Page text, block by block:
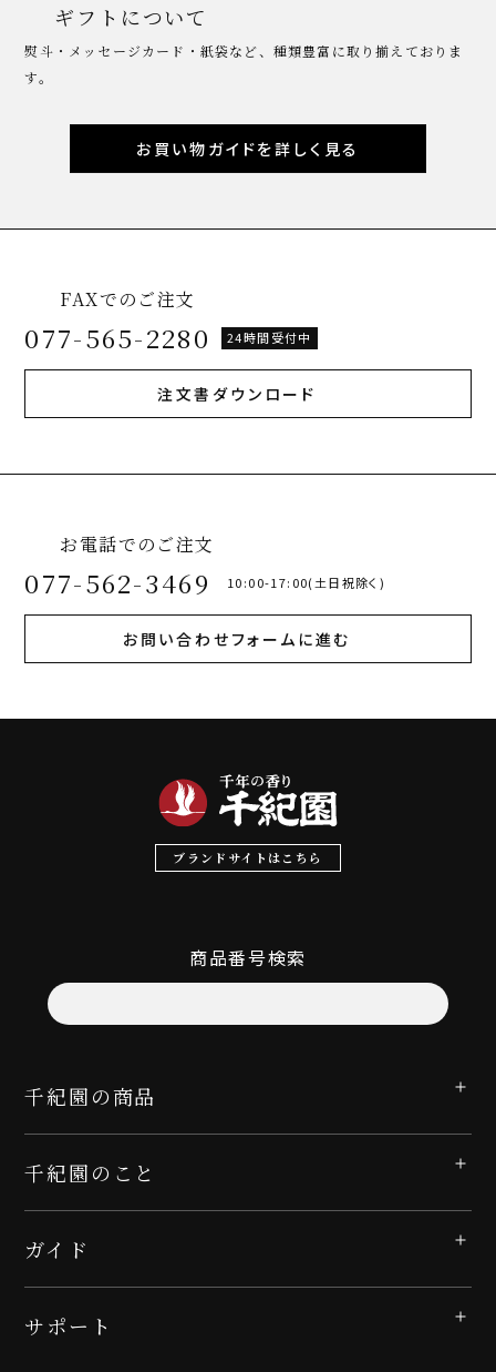
ギフトについて
熨斗・メッセージカード・紙袋など、種類豊富に取り揃えておりま
す。
お買い物ガイドを詳しく見る
FAXでのご注文
077-565-2280 24時間受付中
注文書ダウンロード
お電話でのご注文
077-562-3469 10:00-17:00(土日祝除く)
お問い合わせフォームに進む
ブランドサイトはこちら
商品番号検索
千紀園の商品
千紀園のこと
ガイド
サポート